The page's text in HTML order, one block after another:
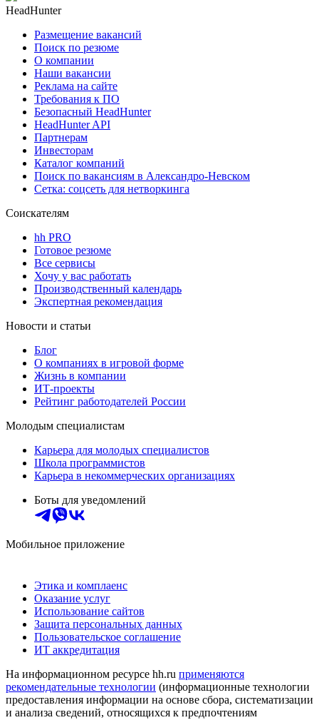
HeadHunter
Размещение вакансий
Поиск по резюме
О компании
Наши вакансии
Реклама на сайте
Требования к ПО
Безопасный HeadHunter
HeadHunter API
Партнерам
Инвесторам
Каталог компаний
Поиск по вакансиям в Александро-Невском
Сетка: соцсеть для нетворкинга
Соискателям
hh PRO
Готовое резюме
Все сервисы
Хочу у вас работать
Производственный календарь
Экспертная рекомендация
Новости и статьи
Блог
О компаниях в игровой форме
Жизнь в компании
ИТ-проекты
Рейтинг работодателей России
Молодым специалистам
Карьера для молодых специалистов
Школа программистов
Карьера в некоммерческих организациях
Боты для уведомлений
Мобильное приложение
Этика и комплаенс
Оказание услуг
Использование сайтов
Защита персональных данных
Пользовательское соглашение
ИТ аккредитация
На информационном ресурсе hh.ru применяются
рекомендательные технологии (информационные технологии
предоставления информации на основе сбора, систематизации
и анализа сведений, относящихся к предпочтениям